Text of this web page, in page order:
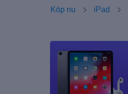
Köp nu iPad